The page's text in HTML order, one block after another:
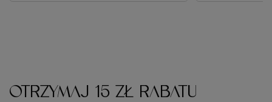
OTRZYMAJ 15 ZŁ RABATU